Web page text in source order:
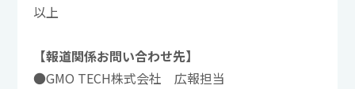
以上
【報道関係お問い合わせ先】
●GMO TECH株式会社 広報担当